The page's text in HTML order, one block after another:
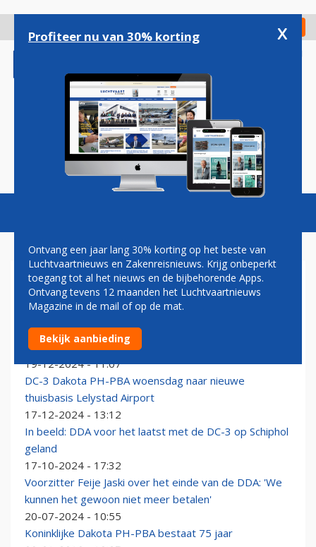
gaan
Check in
Magazine Podcasts Vacatures
PH-PBA
F-35's escorteren 'koninklijke' DC-3 naar nieuwe
onderkomen op Lelystad Airport
19-12-2024 - 11:07
DC-3 Dakota PH-PBA woensdag naar nieuwe
thuisbasis Lelystad Airport
17-12-2024 - 13:12
In beeld: DDA voor het laatst met de DC-3 op Schiphol
geland
17-10-2024 - 17:32
Voorzitter Feije Jaski over het einde van de DDA: 'We
kunnen het gewoon niet meer betalen'
20-07-2024 - 10:55
Koninklijke Dakota PH-PBA bestaat 75 jaar
Profiteer nu van 30% korting x
Ontvang een jaar lang 30% korting op het beste van
Luchtvaartnieuws en Zakenreisnieuws. Krijg onbeperkt
toegang tot al het nieuws en de bijbehorende Apps.
Ontvang tevens 12 maanden het Luchtvaartnieuws
Magazine in de mail of op de mat.
Bekijk aanbieding